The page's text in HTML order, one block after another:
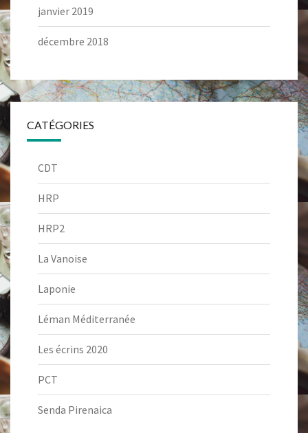
janvier 2019
décembre 2018
CATÉGORIES
CDT
HRP
HRP2
La Vanoise
Laponie
Léman Méditerranée
Les écrins 2020
PCT
Senda Pirenaica